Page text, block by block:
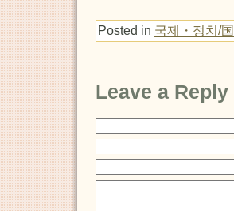
Posted in 국제・정치/
Leave a Reply